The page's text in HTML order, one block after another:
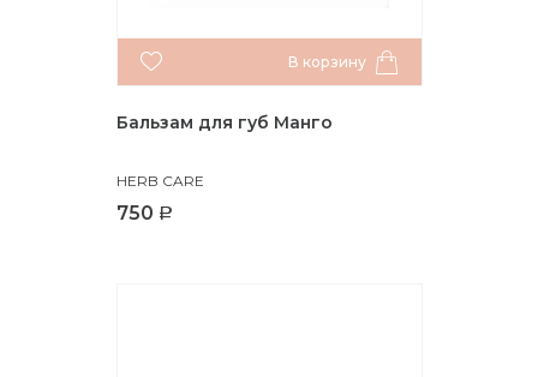
В корзину
Бальзам для губ Манго
HERB CARE
750